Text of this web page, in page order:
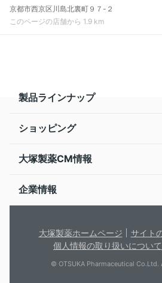
京都市西京区川島北裏町９７-２
このページの店舗から 1.9 km
製品ラインナップ
ショッピング
大塚製薬CM情報
企業情報
大塚製薬ホームページ
サイト
個人情報の取り扱いについて
© OTSUKA Pharmaceutical Co.Ltd.